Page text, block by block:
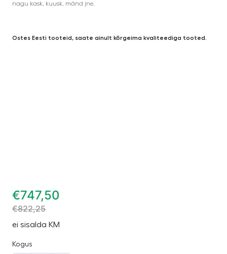
nagu kask, kuusk, mänd jne.
Ostes Eesti tooteid, saate ainult kõrgeima kvaliteediga tooted.
€747,50
€822,25
ei sisalda KM
Kogus